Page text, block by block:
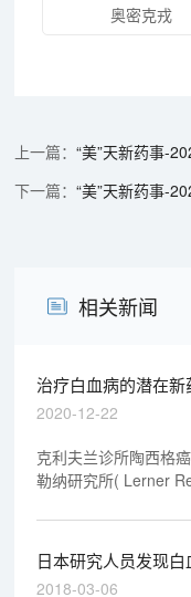
奥密克戎
“美”天新药事-
“美”天新药事-
相关新闻
治疗白血病的潜在新
2020-12-22
克利夫兰诊所陶西格
勒纳研究所( Lerner
效地治疗某些常见的
《Blood Cancer
日本研究人员发现
2018-03-06